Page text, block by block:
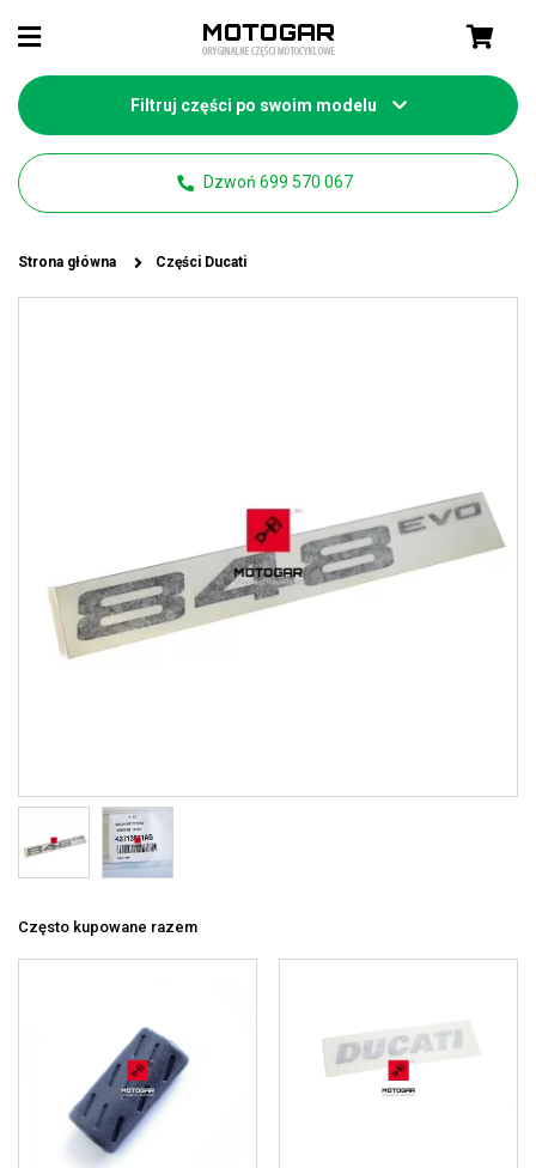
Filtruj części po swoim modelu
Dzwoń 699 570 067
Strona główna Części Ducati
Często kupowane razem